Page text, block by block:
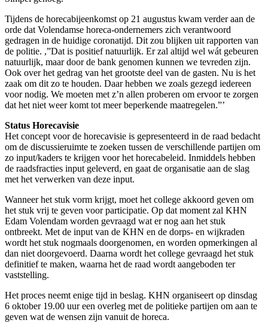
Tijdens de horecabijeenkomst op 21 augustus kwam verder aan de
orde dat Volendamse horeca-ondernemers zich verantwoord
gedragen in de huidige coronatijd. Dit zou blijken uit rapporten van
de politie. ,”Dat is positief natuurlijk. Er zal altijd wel wát gebeuren
natuurlijk, maar door de bank genomen kunnen we tevreden zijn.
Ook over het gedrag van het grootste deel van de gasten. Nu is het
zaak om dit zo te houden. Daar hebben we zoals gezegd iedereen
voor nodig. We moeten met z’n allen proberen om ervoor te zorgen
dat het niet weer komt tot meer beperkende maatregelen.”’
Status Horecavisie
Het concept voor de horecavisie is gepresenteerd in de raad bedacht
om de discussieruimte te zoeken tussen de verschillende partijen om
zo input/kaders te krijgen voor het horecabeleid. Inmiddels hebben
de raadsfracties input geleverd, en gaat de organisatie aan de slag
met het verwerken van deze input.
Wanneer het stuk vorm krijgt, moet het college akkoord geven om
het stuk vrij te geven voor participatie. Op dat moment zal KHN
Edam Volendam worden gevraagd wat er nog aan het stuk
ontbreekt. Met de input van de KHN en de dorps- en wijkraden
wordt het stuk nogmaals doorgenomen, en worden opmerkingen al
dan niet doorgevoerd. Daarna wordt het college gevraagd het stuk
definitief te maken, waarna het de raad wordt aangeboden ter
vaststelling.
Het proces neemt enige tijd in beslag. KHN organiseert op dinsdag
6 oktober 19.00 uur een overleg met de politieke partijen om aan te
geven wat de wensen zijn vanuit de horeca.